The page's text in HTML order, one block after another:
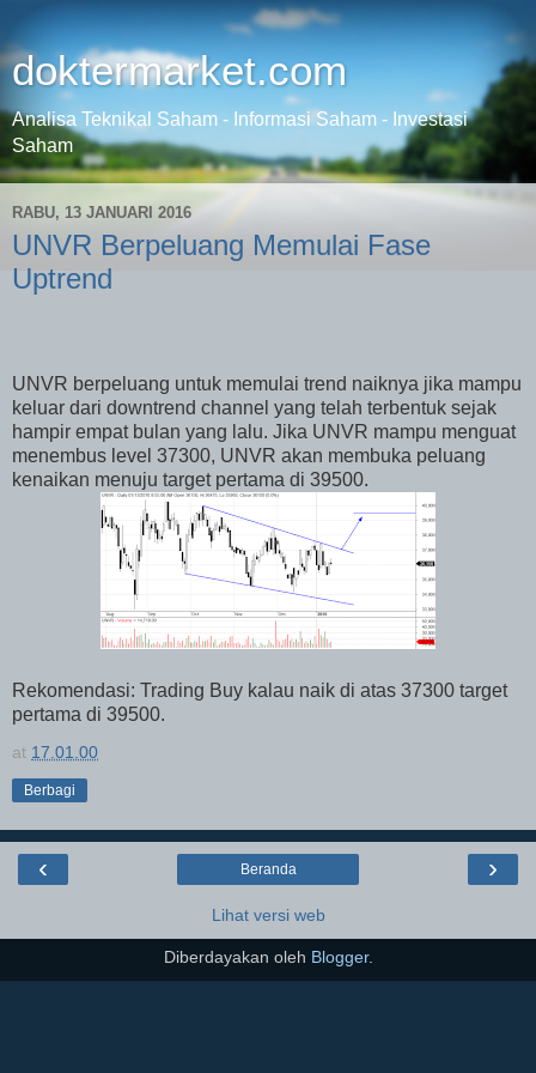
doktermarket.com
Analisa Teknikal Saham - Informasi Saham - Investasi
Saham
RABU, 13 JANUARI 2016
UNVR Berpeluang Memulai Fase
Uptrend
UNVR berpeluang untuk memulai trend naiknya jika mampu
keluar dari downtrend channel yang telah terbentuk sejak
hampir empat bulan yang lalu. Jika UNVR mampu menguat
menembus level 37300, UNVR akan membuka peluang
kenaikan menuju target pertama di 39500.
Rekomendasi: Trading Buy kalau naik di atas 37300 target
pertama di 39500.
at 17.01.00
Berbagi
‹ ›
Beranda
Lihat versi web
Diberdayakan oleh Blogger.